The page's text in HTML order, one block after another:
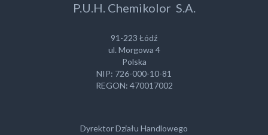
P.U.H. Chemikolor S.A.
91-223 Łódź
ul. Morgowa 4
Polska
NIP: 726-000-10-81
REGON: 470017002
Dyrektor Działu Handlowego